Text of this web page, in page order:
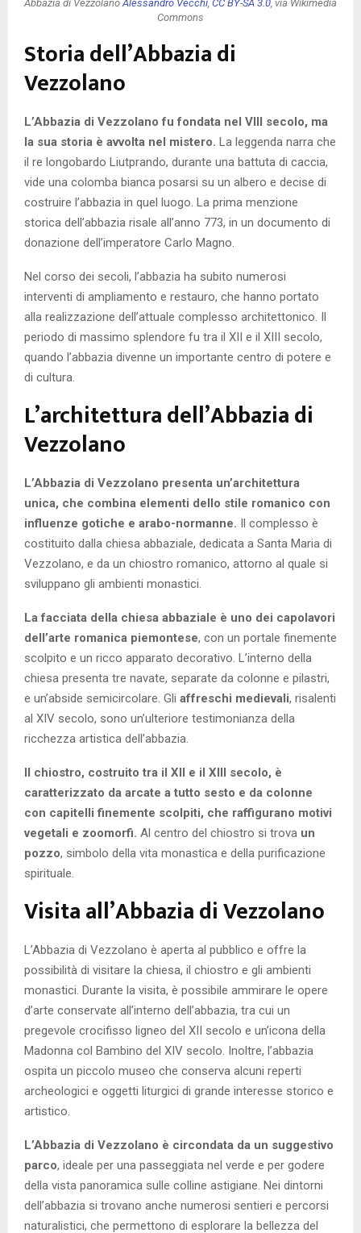
Abbazia di Vezzolano Alessandro Vecchi CC BY-SA 3.0 , via Wikimedia
Commons
Storia dell’Abbazia di
Vezzolano
L’Abbazia di Vezzolano fu fondata nel VIII secolo, ma
la sua storia è avvolta nel mistero. La leggenda narra che
il re longobardo Liutprando, durante una battuta di caccia,
vide una colomba bianca posarsi su un albero e decise di
costruire l’abbazia in quel luogo. La prima menzione
storica dell’abbazia risale all’anno 773, in un documento di
donazione dell’imperatore Carlo Magno.
Nel corso dei secoli, l’abbazia ha subito numerosi
interventi di ampliamento e restauro, che hanno portato
alla realizzazione dell’attuale complesso architettonico. Il
periodo di massimo splendore fu tra il XII e il XIII secolo,
quando l’abbazia divenne un importante centro di potere e
di cultura.
L’architettura dell’Abbazia di
Vezzolano
L’Abbazia di Vezzolano presenta un’architettura
unica, che combina elementi dello stile romanico con
influenze gotiche e arabo-normanne. Il complesso è
costituito dalla chiesa abbaziale, dedicata a Santa Maria di
Vezzolano, e da un chiostro romanico, attorno al quale si
sviluppano gli ambienti monastici.
La facciata della chiesa abbaziale è uno dei capolavori
dell’arte romanica piemontese, con un portale finemente
scolpito e un ricco apparato decorativo. L’interno della
chiesa presenta tre navate, separate da colonne e pilastri,
e un’abside semicircolare. Gli affreschi medievali, risalenti
al XIV secolo, sono un’ulteriore testimonianza della
ricchezza artistica dell’abbazia.
Il chiostro, costruito tra il XII e il XIII secolo, è
caratterizzato da arcate a tutto sesto e da colonne
con capitelli finemente scolpiti, che raffigurano motivi
vegetali e zoomorfi. Al centro del chiostro si trova un
pozzo, simbolo della vita monastica e della purificazione
spirituale.
Visita all’Abbazia di Vezzolano
L’Abbazia di Vezzolano è aperta al pubblico e offre la
possibilità di visitare la chiesa, il chiostro e gli ambienti
monastici. Durante la visita, è possibile ammirare le opere
d’arte conservate all’interno dell’abbazia, tra cui un
pregevole crocifisso ligneo del XII secolo e un’icona della
Madonna col Bambino del XIV secolo. Inoltre, l’abbazia
ospita un piccolo museo che conserva alcuni reperti
archeologici e oggetti liturgici di grande interesse storico e
artistico.
L’Abbazia di Vezzolano è circondata da un suggestivo
parco, ideale per una passeggiata nel verde e per godere
della vista panoramica sulle colline astigiane. Nei dintorni
dell’abbazia si trovano anche numerosi sentieri e percorsi
naturalistici, che permettono di esplorare la bellezza del